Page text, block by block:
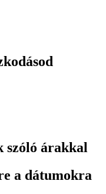
szóló árakkal
a dátumokra